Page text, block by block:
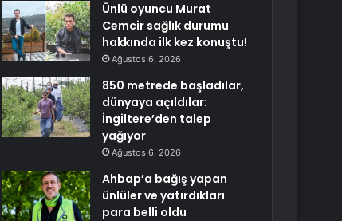
Ünlü oyuncu Murat
Cemcir sağlık durumu
hakkında ilk kez konuştu!
Ağustos 6, 2026
850 metrede başladılar,
dünyaya açıldılar:
İngiltere’den talep
yağıyor
Ağustos 6, 2026
Ahbap’a bağış yapan
ünlüler ve yatırdıkları
para belli oldu